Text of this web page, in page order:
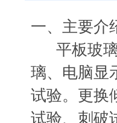
一、主要介
平板玻璃
璃、电脑显
试验。更换
试验、刺破